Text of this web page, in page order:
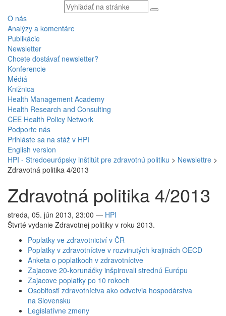
Vyhľadávaný
text
O nás
Analýzy a komentáre
Publikácie
Newsletter
Chcete dostávať newsletter?
Konferencie
Médiá
Knižnica
Health Management Academy
Health Research and Consulting
CEE Health Policy Network
Podporte nás
Prihláste sa na stáž v HPI
English version
HPI - Stredoeurópsky inštitút pre zdravotnú politiku > Newslettre >
Zdravotná politika 4/2013
Zdravotná politika 4/2013
streda, 05. jún 2013, 23:00 — HPI
Štvrté vydanie Zdravotnej politiky v roku 2013.
Poplatky ve zdravotnictví v ČR
Poplatky v zdravotníctve v rozvinutých krajinách OECD
Anketa o poplatkoch v zdravotníctve
Zajacove 20-korunáčky inšpirovali strednú Európu
Zajacove poplatky po 10 rokoch
Osobitosti zdravotníctva ako odvetvia hospodárstva
na Slovensku
Legislatívne zmeny